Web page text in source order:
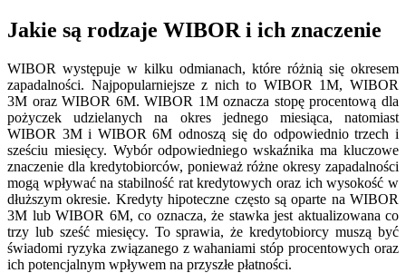
Jakie są rodzaje WIBOR i ich znaczenie
WIBOR występuje w kilku odmianach, które różnią się okresem
zapadalności. Najpopularniejsze z nich to WIBOR 1M, WIBOR
3M oraz WIBOR 6M. WIBOR 1M oznacza stopę procentową dla
pożyczek udzielanych na okres jednego miesiąca, natomiast
WIBOR 3M i WIBOR 6M odnoszą się do odpowiednio trzech i
sześciu miesięcy. Wybór odpowiedniego wskaźnika ma kluczowe
znaczenie dla kredytobiorców, ponieważ różne okresy zapadalności
mogą wpływać na stabilność rat kredytowych oraz ich wysokość w
dłuższym okresie. Kredyty hipoteczne często są oparte na WIBOR
3M lub WIBOR 6M, co oznacza, że stawka jest aktualizowana co
trzy lub sześć miesięcy. To sprawia, że kredytobiorcy muszą być
świadomi ryzyka związanego z wahaniami stóp procentowych oraz
ich potencjalnym wpływem na przyszłe płatności.